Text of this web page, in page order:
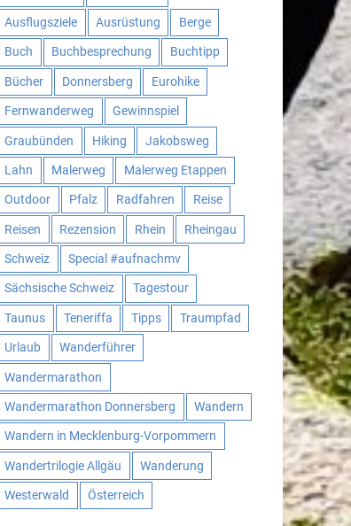
Ausflugsziele Ausrüstung Berge
Buch Buchbesprechung Buchtipp
Bücher Donnersberg Eurohike
Fernwanderweg Gewinnspiel
Graubünden Hiking Jakobsweg
Lahn Malerweg Malerweg Etappen
Outdoor Pfalz Radfahren Reise
Reisen Rezension Rhein Rheingau
Schweiz Special #aufnachmv
Sächsische Schweiz Tagestour
Taunus Teneriffa Tipps Traumpfad
Urlaub Wanderführer
Wandermarathon
Wandermarathon Donnersberg Wandern
Wandern in Mecklenburg-Vorpommern
Wandertrilogie Allgäu Wanderung
Westerwald Österreich